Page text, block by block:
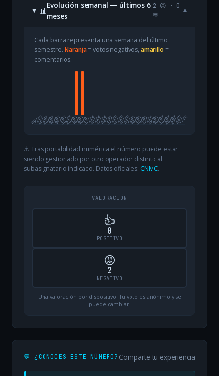
📊
Evolución semanal — últimos 6
meses
2 😡 · 0
💬
▾
Cada barra representa una semana del último
semestre. Naranja= votos negativos, amarillo =
comentarios.
09/02
16/0223/0202/0309/0316/0323/0330/0306/0413/0420/0427/0404/0511/0518/0525/0501/0608/0615/0622/0629/0606/0713/0720/0727/07
03/08
⚠️ Tras portabilidad numérica el número puede estar
siendo gestionado por otro operador distinto al
subasignatario indicado. Datos oficiales: CNMC.
VALORACIÓN
👍
0
POSITIVO
😡
2
NEGATIVO
Una valoración por dispositivo. Tu voto es anónimo y se
puede cambiar.
💬 ¿CONOCES ESTE NÚMERO? Comparte tu experiencia